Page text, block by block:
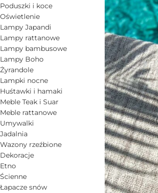
Poduszki i koce
Oświetlenie
Lampy Japandi
Lampy rattanowe
Lampy bambusowe
Lampy Boho
Żyrandole
Lampki nocne
Huśtawki i hamaki
Meble Teak i Suar
Meble rattanowe
Umywalki
Jadalnia
Wazony rzeźbione
Dekoracje
Etno
Ścienne
Łapacze snów